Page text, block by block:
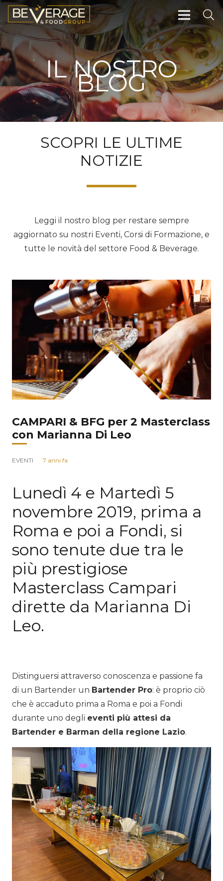
IL NOSTRO
BLOG
SCOPRI LE ULTIME
NOTIZIE
Leggi il nostro blog per restare sempre
aggiornato su nostri Eventi, Corsi di Formazione, e
tutte le novità del settore Food & Beverage.
CAMPARI & BFG per 2 Masterclass
con Marianna Di Leo
EVENTI 7 anni fa
Lunedì 4 e Martedì 5
novembre 2019, prima a
Roma e poi a Fondi, si
sono tenute due tra le
più prestigiose
Masterclass Campari
dirette da Marianna Di
Leo.
Distinguersi attraverso conoscenza e passione fa
di un Bartender un Bartender Pro: è proprio ciò
che è accaduto prima a Roma e poi a Fondi
durante uno degli eventi più attesi da
Bartender e Barman della regione Lazio.